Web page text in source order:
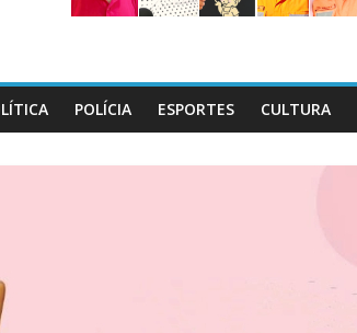
POLÍCIA ESPORTES CULTURA